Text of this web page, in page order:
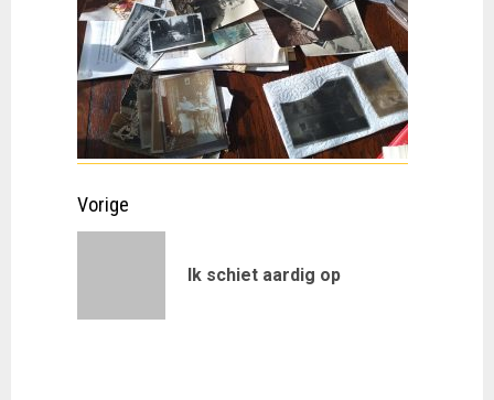
Doorgaan
Vorige
Ik schiet aardig op